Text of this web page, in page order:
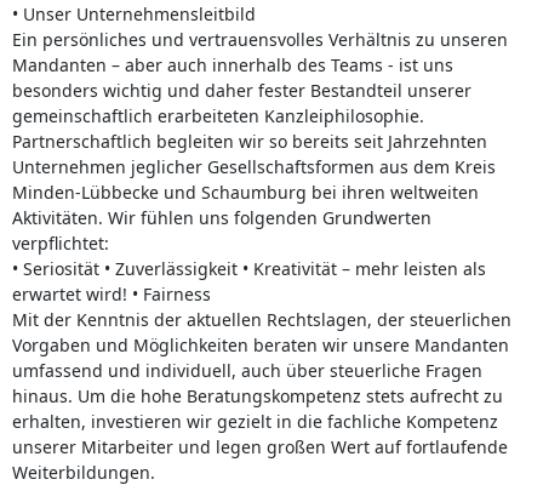
• Unser Unternehmensleitbild
Ein persönliches und vertrauensvolles Verhältnis zu unseren
Mandanten – aber auch innerhalb des Teams - ist uns
besonders wichtig und daher fester Bestandteil unserer
gemeinschaftlich erarbeiteten Kanzleiphilosophie.
Partnerschaftlich begleiten wir so bereits seit Jahrzehnten
Unternehmen jeglicher Gesellschaftsformen aus dem Kreis
Minden-Lübbecke und Schaumburg bei ihren weltweiten
Aktivitäten. Wir fühlen uns folgenden Grundwerten
verpflichtet:
• Seriosität • Zuverlässigkeit • Kreativität – mehr leisten als
erwartet wird! • Fairness
Mit der Kenntnis der aktuellen Rechtslagen, der steuerlichen
Vorgaben und Möglichkeiten beraten wir unsere Mandanten
umfassend und individuell, auch über steuerliche Fragen
hinaus. Um die hohe Beratungskompetenz stets aufrecht zu
erhalten, investieren wir gezielt in die fachliche Kompetenz
unserer Mitarbeiter und legen großen Wert auf fortlaufende
Weiterbildungen.